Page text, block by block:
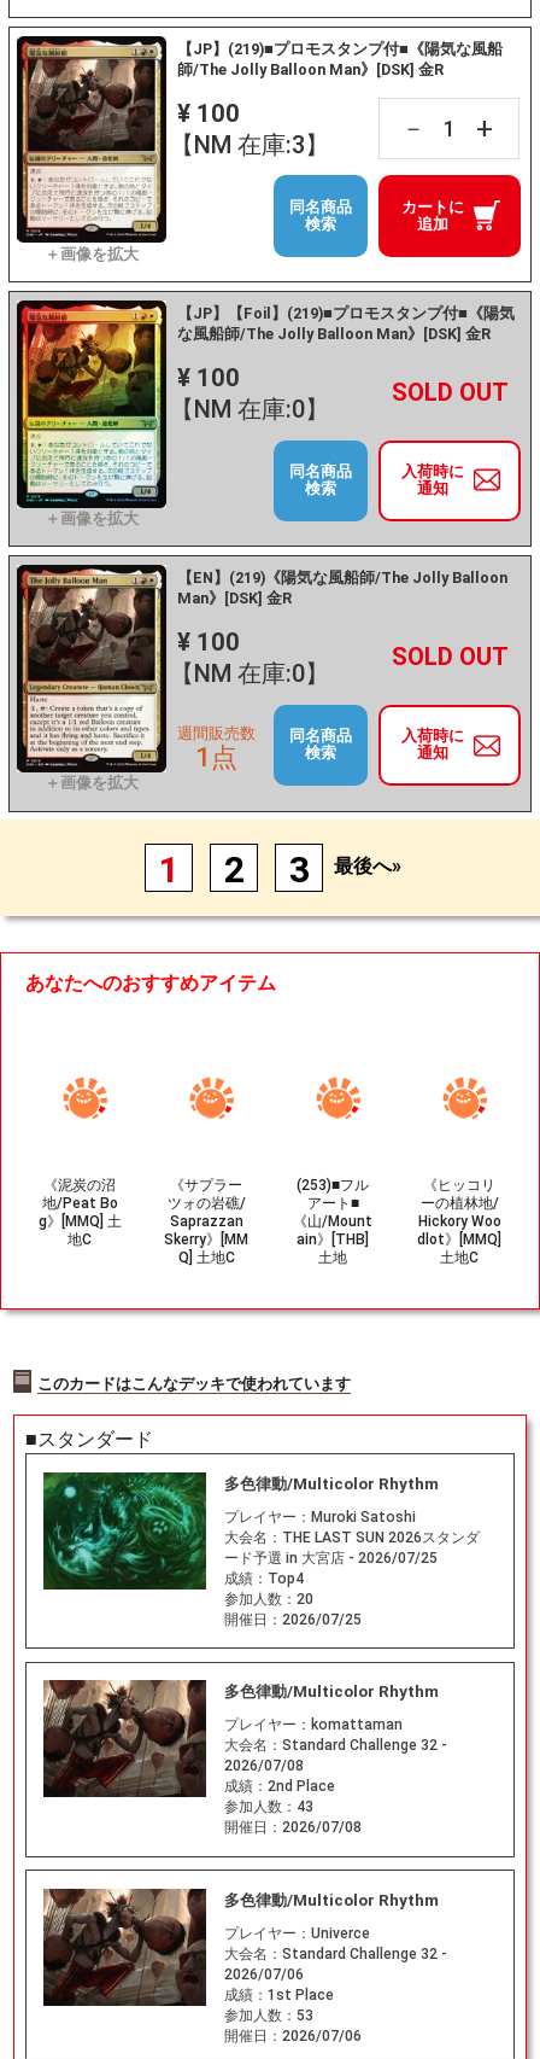
【JP】(219)■プロモスタンプ付■《陽気な風船
師/The Jolly Balloon Man》[DSK] 金R
¥ 100
【NM 在庫:3】
－ +
カートに
追加
同名商品
検索
【JP】【Foil】(219)■プロモスタンプ付■《陽気
な風船師/The Jolly Balloon Man》[DSK] 金R
¥ 100
【NM 在庫:0】
－ +
入荷時に
通知
同名商品
検索
【EN】(219)《陽気な風船師/The Jolly Balloon
Man》[DSK] 金R
¥ 100
【NM 在庫:0】
－ +
入荷時に
通知
週間販売数
1点
同名商品
検索
1 2 3 最後へ»
あなたへのおすすめアイテム
《泥炭の沼
地/Peat Bo
g》[MMQ] 土
地C
《サプラー
ツォの岩礁/
Saprazzan
Skerry》[MM
Q] 土地C
(253)■フル
アート■
《山/Mount
ain》[THB]
土地
《ヒッコリ
ーの植林地/
Hickory Woo
dlot》[MMQ]
土地C
このカードはこんなデッキで使われています
■スタンダード
多色律動/Multicolor Rhythm
プレイヤー： Muroki Satoshi
大会名： THE LAST SUN 2026スタンダ
ード予選 in 大宮店 - 2026/07/25
成績： Top4
参加人数： 20
開催日： 2026/07/25
多色律動/Multicolor Rhythm
プレイヤー： komattaman
大会名： Standard Challenge 32 -
2026/07/08
成績： 2nd Place
参加人数： 43
開催日： 2026/07/08
多色律動/Multicolor Rhythm
プレイヤー： Univerce
大会名： Standard Challenge 32 -
2026/07/06
成績： 1st Place
参加人数： 53
開催日： 2026/07/06